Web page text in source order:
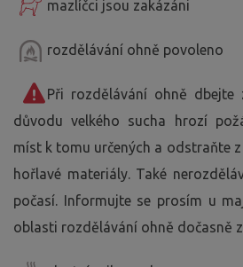
mazlíčci jsou zakázáni
rozdělávání ohně povoleno
Při rozdělávání ohně dbejte
důvodu velkého sucha hrozí
míst k tomu určených a odstraňte
hořlavé materiály. Také
počasí. Informujte se prosím u
oblasti rozdělávání ohně dočasně